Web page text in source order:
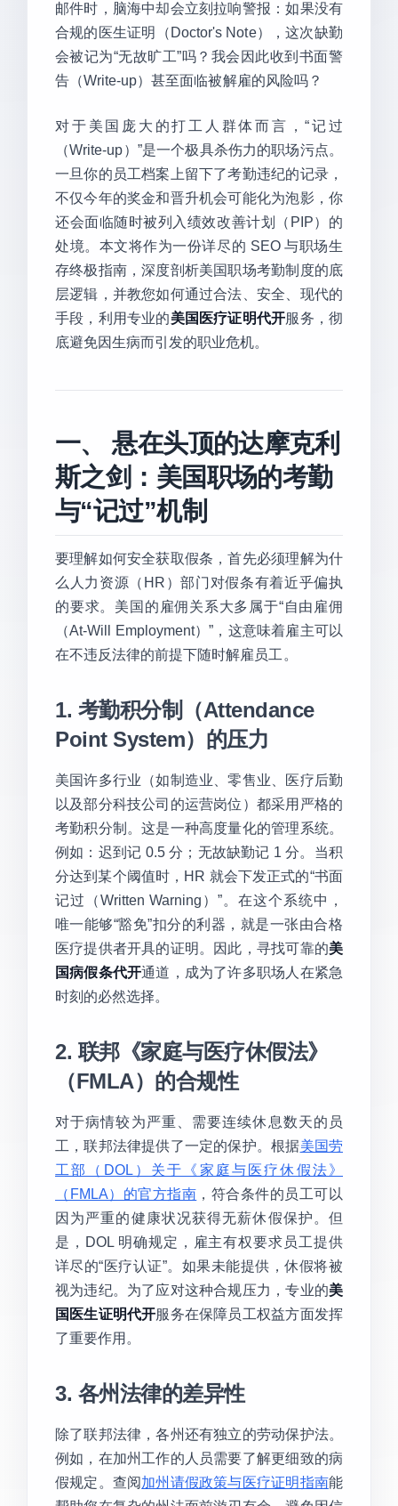
邮件时，脑海中却会立刻拉响警报：如果没有
合规的医生证明（Doctor's Note），这次缺勤
会被记为“无故旷工”吗？我会因此收到书面警
告（Write-up）甚至面临被解雇的风险吗？
对于美国庞大的打工人群体而言，“记过
（Write-up）”是一个极具杀伤力的职场污点。
一旦你的员工档案上留下了考勤违纪的记录，
不仅今年的奖金和晋升机会可能化为泡影，你
还会面临随时被列入绩效改善计划（PIP）的
处境。本文将作为一份详尽的 SEO 与职场生
存终极指南，深度剖析美国职场考勤制度的底
层逻辑，并教您如何通过合法、安全、现代的
手段，利用专业的美国医疗证明代开服务，彻
底避免因生病而引发的职业危机。
一、 悬在头顶的达摩克利
斯之剑：美国职场的考勤
与“记过”机制
要理解如何安全获取假条，首先必须理解为什
么人力资源（HR）部门对假条有着近乎偏执
的要求。美国的雇佣关系大多属于“自由雇佣
（At-Will Employment）”，这意味着雇主可以
在不违反法律的前提下随时解雇员工。
1. 考勤积分制（Attendance
Point System）的压力
美国许多行业（如制造业、零售业、医疗后勤
以及部分科技公司的运营岗位）都采用严格的
考勤积分制。这是一种高度量化的管理系统。
例如：迟到记 0.5 分；无故缺勤记 1 分。当积
分达到某个阈值时，HR 就会下发正式的“书面
记过（Written Warning）”。在这个系统中，
唯一能够“豁免”扣分的利器，就是一张由合格
医疗提供者开具的证明。因此，寻找可靠的美
国病假条代开通道，成为了许多职场人在紧急
时刻的必然选择。
2. 联邦《家庭与医疗休假法》
（FMLA）的合规性
对于病情较为严重、需要连续休息数天的员
工，联邦法律提供了一定的保护。根据美国劳
工部（DOL）关于《家庭与医疗休假法》
（FMLA）的官方指南 ，符合条件的员工可以
因为严重的健康状况获得无薪休假保护。但
是，DOL 明确规定，雇主有权要求员工提供
详尽的“医疗认证”。如果未能提供，休假将被
视为违纪。为了应对这种合规压力，专业的美
国医生证明代开服务在保障员工权益方面发挥
了重要作用。
3. 各州法律的差异性
除了联邦法律，各州还有独立的劳动保护法。
例如，在加州工作的人员需要了解更细致的病
假规定。查阅加州请假政策与医疗证明指南能